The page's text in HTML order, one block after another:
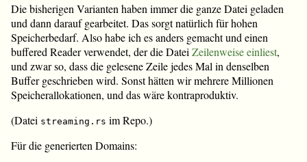
Die bisherigen Varianten haben immer die ganze Datei geladen
und dann darauf gearbeitet. Das sorgt natürlich für hohen
Speicherbedarf. Also habe ich es anders gemacht und einen
buffered Reader verwendet, der die Datei Zeilenweise einliest,
und zwar so, dass die gelesene Zeile jedes Mal in denselben
Buffer geschrieben wird. Sonst hätten wir mehrere Millionen
Speicherallokationen, und das wäre kontraproduktiv.
(Datei streaming.rs im Repo.)
Für die generierten Domains: